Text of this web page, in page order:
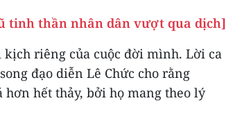
tinh thần nhân dân vượt qua dịch]
riêng của cuộc đời mình. Lời ca
đạo diễn Lê Chức cho rằng
hết thảy, bởi họ mang theo lý